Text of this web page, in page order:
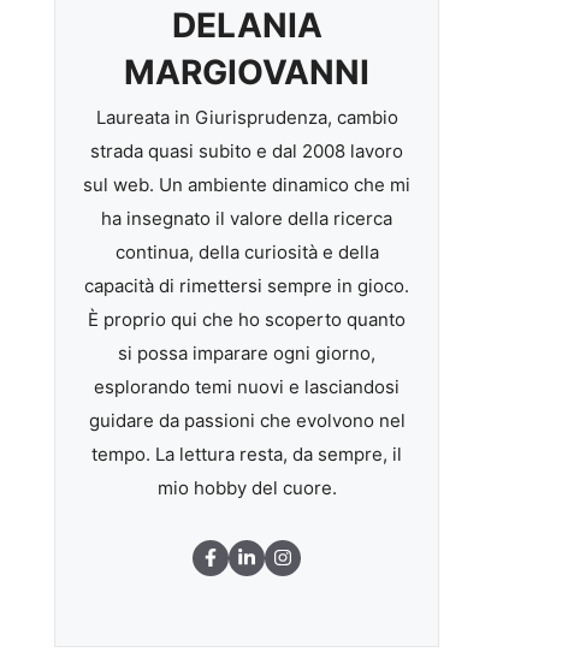
DELANIA
MARGIOVANNI
Laureata in Giurisprudenza, cambio
strada quasi subito e dal 2008 lavoro
sul web. Un ambiente dinamico che mi
ha insegnato il valore della ricerca
continua, della curiosità e della
capacità di rimettersi sempre in gioco.
È proprio qui che ho scoperto quanto
si possa imparare ogni giorno,
esplorando temi nuovi e lasciandosi
guidare da passioni che evolvono nel
tempo. La lettura resta, da sempre, il
mio hobby del cuore.